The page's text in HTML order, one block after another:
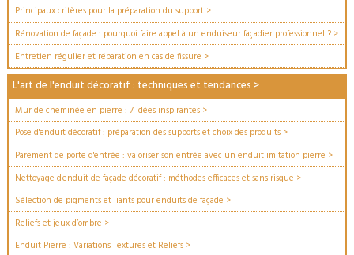
Principaux critères pour la préparation du support >
Rénovation de façade : pourquoi faire appel à un enduiseur façadier professionnel ? >
Entretien régulier et réparation en cas de fissure >
L'art de l'enduit décoratif : techniques et tendances >
Mur de cheminée en pierre : 7 idées inspirantes >
Pose d'enduit décoratif : préparation des supports et choix des produits >
Parement de porte d'entrée : valoriser son entrée avec un enduit imitation pierre >
Nettoyage d'enduit de façade décoratif : méthodes efficaces et sans risque >
Sélection de pigments et liants pour enduits de façade >
Reliefs et jeux d’ombre >
Enduit Pierre : Variations Textures et Reliefs >